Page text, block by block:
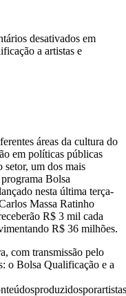
desativados em
a artistas e
áreas da cultura do
em políticas públicas
um dos mais
Bolsa
nesta última terça-
Massa Ratinho
R$ 3 mil cada
R$ 36 milhões.
com transmissão pelo
o Bolsa Qualificação e a